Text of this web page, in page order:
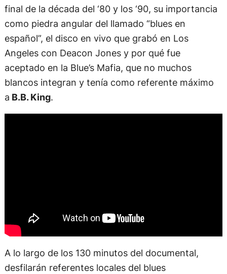
final de la década del ‘80 y los ‘90, su importancia
como piedra angular del llamado “blues en
español”, el disco en vivo que grabó en Los
Angeles con Deacon Jones y por qué fue
aceptado en la Blue’s Mafia, que no muchos
blancos integran y tenía como referente máximo
a B.B. King.
A lo largo de los 130 minutos del documental,
desfilarán referentes locales del blues